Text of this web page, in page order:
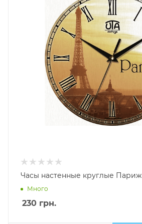
Часы настенные круглые Париж
Много
230 грн.